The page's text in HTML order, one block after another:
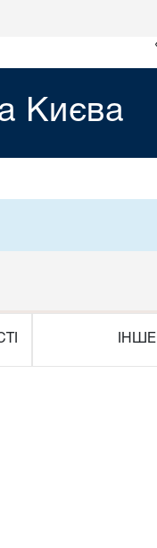
Києва
ІНШЕ